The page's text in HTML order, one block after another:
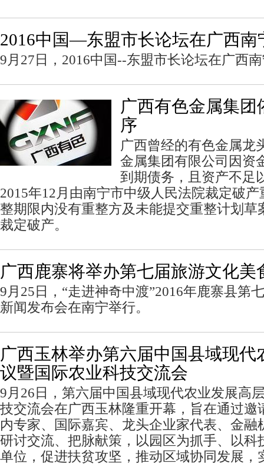
2016中国—东盟市长论坛在广西南
9月27日，2016中国--东盟市长论坛在广西
广西有色金属集团
序
广西曾经的有色金属
金属集团有限公司因资
到期债务，且资产不足
2015年12月由南宁市中级人民法院裁定破
整期限内没有重整方及未能提交重整计划草
裁定破产。
广西鹿寨将举办第七届旅游文化美
9月25日，“走进神奇中渡”2016年鹿寨县第
新闻发布会在南宁举行。
广西玉林举办第六届中国县域现代
议暨国际农业科技交流会
9月26日，第六届中国县域现代农业发展高
技交流会在广西玉林隆重开幕，旨在通过邀
内专家、国际嘉宾、龙头企业家代表、金融
研讨交流、把脉献策，以园区为抓手、以科
单位，促进扶贫攻坚，推动区域协同发展，